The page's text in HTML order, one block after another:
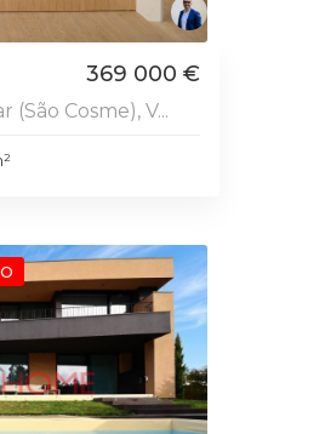
369 000 €
Cosme), V...